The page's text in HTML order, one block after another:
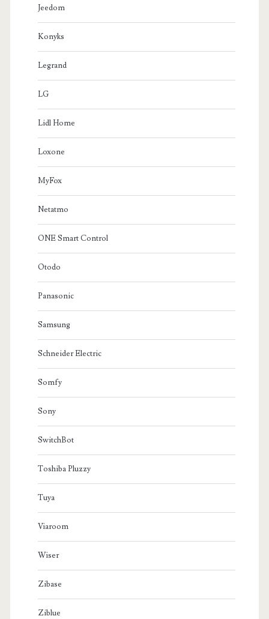
Jeedom
Konyks
Legrand
LG
Lidl Home
Loxone
MyFox
Netatmo
ONE Smart Control
Otodo
Panasonic
Samsung
Schneider Electric
Somfy
Sony
SwitchBot
Toshiba Pluzzy
Tuya
Viaroom
Wiser
Zibase
Ziblue